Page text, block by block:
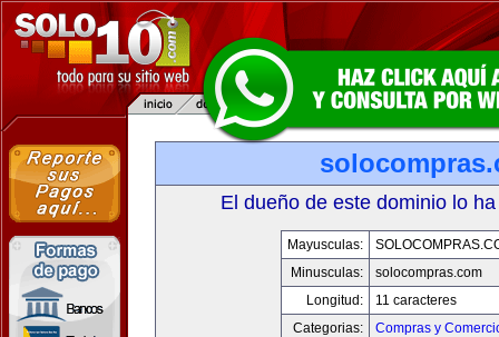
El dueño de este dominio lo
Mayusculas:
Minusculas:
solocompras.com
Longitud:
11 caracteres
Categorias:
Compras y